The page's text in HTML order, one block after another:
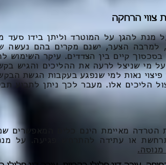
צווי הרחקה
מנת להגן על המוטרד וליתן בידו סעד
הצער, ישנם מקרים בהם נעשה
בסכסוך קיים בין הצדדים. עיקר השימוש
מי שניצל לרעה את ההליכים והגיש
פיצוי נאות למי שנפגע בעקבות הגשת
הליכים אלו. מעבר לכך ניתן לתבוע
הטרדה מאיימת הינם כלים המאפשרים
או עתידה להתרחש פגיעה. על
מנוסה.